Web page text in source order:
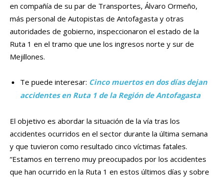
en compañía de su par de Transportes, Álvaro Ormeño,
más personal de Autopistas de Antofagasta y otras
autoridades de gobierno, inspeccionaron el estado de la
Ruta 1 en el tramo que une los ingresos norte y sur de
Mejillones.
Te puede interesar: Cinco muertos en dos días dejan
accidentes en Ruta 1 de la Región de Antofagasta
El objetivo es abordar la situación de la vía tras los
accidentes ocurridos en el sector durante la última semana
y que tuvieron como resultado cinco víctimas fatales.
“Estamos en terreno muy preocupados por los accidentes
que han ocurrido en la Ruta 1 en estos últimos días y sobre